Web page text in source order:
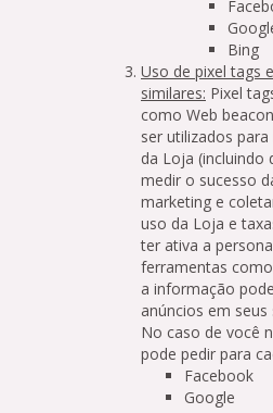
Bing
Uso de pixel tags
similares: Pixel
como Web
ser utilizados
da Loja (incluindo
medir o sucesso
marketing e
uso da Loja e
ter ativa a
ferramentas
a informação
anúncios em seus
No caso de você
pode pedir para
Facebook
Google